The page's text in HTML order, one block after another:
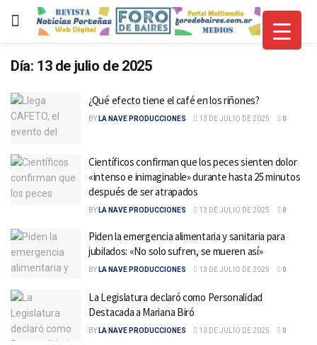
Día: 13 de julio de 2025
¿Qué efecto tiene el café en los riñones?
BY LA NAVE PRODUCCIONES 13 DE JULIO DE 2025 0
Científicos confirman que los peces sienten dolor
«intenso e inimaginable» durante hasta 25 minutos
después de ser atrapados
BY LA NAVE PRODUCCIONES 13 DE JULIO DE 2025 0
Piden la emergencia alimentaria y sanitaria para
jubilados: «No solo sufren, se mueren así»
BY LA NAVE PRODUCCIONES 13 DE JULIO DE 2025 0
La Legislatura declaró como Personalidad
Destacada a Mariana Biró
BY LA NAVE PRODUCCIONES 13 DE JULIO DE 2025 0